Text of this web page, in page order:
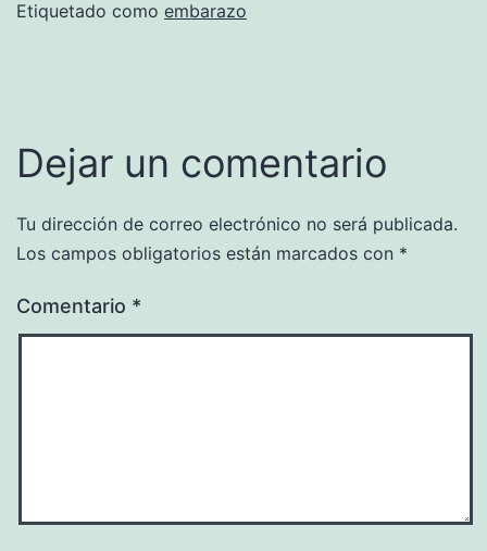
Etiquetado como embarazo
Dejar un comentario
Tu dirección de correo electrónico no será publicada.
Los campos obligatorios están marcados con *
Comentario *